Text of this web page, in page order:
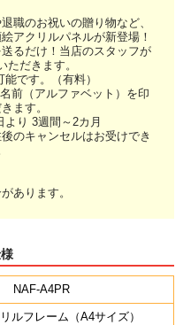
職のお祝いの贈り物など、
アクリルパネルが新登場！
るだけ！当店のスタッフが
ただきます。
です。（有料）
前（アルファベット）を印
ます。
より 3週間～2カ月
のキャンセルはお受けでき
あります。
NAF-A4PR
ルフレーム（A4サイズ）